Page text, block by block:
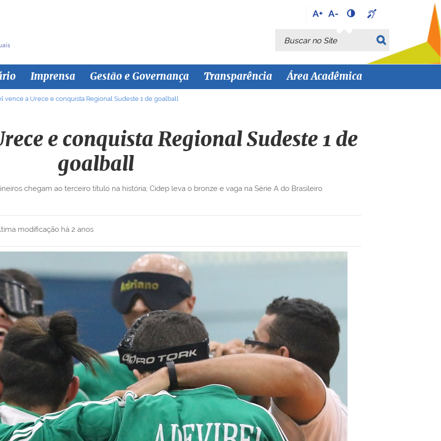
A+ A-
Busca
Busca Avançada…
Imprensa Gestão e Governança Transparência Área Acadêmica
vence a Urece e conquista Regional Sudeste 1 de goalball
e conquista Regional Sudeste 1 de
goalball
modificação há 2 anos
chegam ao terceiro título na história; Cidep leva o bronze e vaga na Série A do Brasileiro